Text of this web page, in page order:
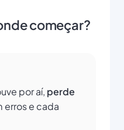
começar?
por aí, perde
erros e cada